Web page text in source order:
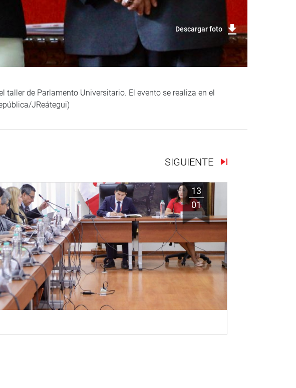
Descargar foto
taller de Parlamento Universitario. El evento se realiza en el
JReátegui)
SIGUIENTE
13
01